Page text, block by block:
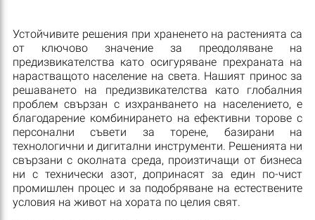
Устойчивите решения при храненето на растенията са
от ключово значение за преодоляване на
предизвикателства като осигуряване прехраната на
нарастващото население на света. Нашият принос за
решаването на предизвикателства като глобалния
проблем свързан с изхранването на населението, е
благодарение комбинирането на ефективни торове с
персонални съвети за торене, базирани на
технологични и дигитални инструменти. Решенията ни
свързани с околната среда, произтичащи от бизнеса
ни с технически азот, допринасят за един по-чист
промишлен процес и за подобряване на естествените
условия на живот на хората по целия свят.